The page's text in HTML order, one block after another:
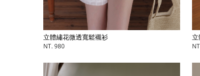
立體繡花微透寬鬆襯衫
NT. 980